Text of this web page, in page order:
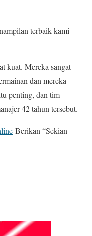
terbaik kami
kuat. Mereka sangat
dan mereka
penting, dan tim
42 tahun tersebut.
Berikan “Sekian